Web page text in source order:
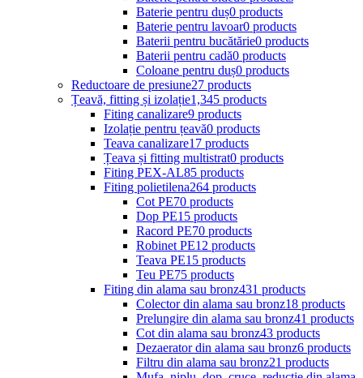
Baterie pentru duș0 products
Baterie pentru lavoar0 products
Baterii pentru bucătărie0 products
Baterii pentru cadă0 products
Coloane pentru duș0 products
Reductoare de presiune27 products
Țeavă, fitting și izolație1,345 products
Fiting canalizare9 products
Izolație pentru țeavă0 products
Teava canalizare17 products
Țeava și fitting multistrat0 products
Fiting PEX-AL85 products
Fiting polietilena264 products
Cot PE70 products
Dop PE15 products
Racord PE70 products
Robinet PE12 products
Teava PE15 products
Teu PE75 products
Fiting din alama sau bronz431 products
Colector din alama sau bronz18 products
Prelungire din alama sau bronz41 products
Cot din alama sau bronz43 products
Dezaerator din alama sau bronz6 products
Filtru din alama sau bronz21 products